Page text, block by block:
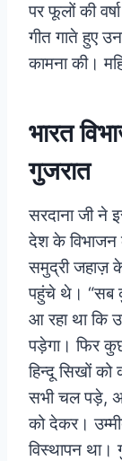
पर फूलों की
गीत गाते हुए
कामना की।
भारत
गुजरात
सरदाना जी ने
देश के
समुद्री जहाज़ के
पहुंचे थे। “सब
आ रहा था कि
पड़ेगा। फिर
हिन्दू सिखों
सभी चल पड़े,
को देकर।
विस्थापन था।